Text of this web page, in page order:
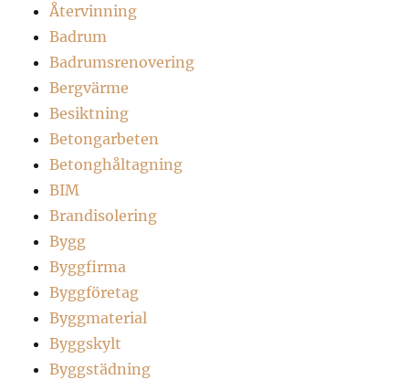
Återvinning
Badrum
Badrumsrenovering
Bergvärme
Besiktning
Betongarbeten
Betonghåltagning
BIM
Brandisolering
Bygg
Byggfirma
Byggföretag
Byggmaterial
Byggskylt
Byggstädning